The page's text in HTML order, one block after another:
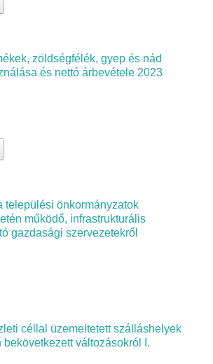
zöldségfélék, gyep és nád
és nettó árbevétele 2023
települési önkormányzatok
működő, infrastrukturális
gazdasági szervezetekről
céllal üzemeltetett szálláshelyek
változásokról I.